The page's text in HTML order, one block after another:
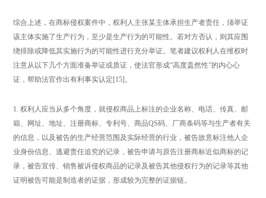
综合上述，在商标侵权案件中，权利人主张某主体承担生产者责任，须举证
该主体实施了生产行为，至少是生产行为的可能性。若对方否认，则其应围
绕排除或降低其实施行为的可能性进行充分举证。笔者建议权利人在维权时
注意从以下几个方面准备举证或质证，使法官形成“高度盖然性”的内心心
证，帮助法官作出有利事实认定[15]。
1. 权利人应当从多个角度，就侵权商品上标注的企业名称、电话、传真、邮
箱、网址、地址、注册商标、专利号、商品QS码、厂商条码等与生产者有关
的信息，以及被告的生产经营范围及实际经营的行业，被告故意标注他人企
业身份信息、逃避责任追究的记录，被告申请与原告注册商标近似商标的记
录，被告宣传、销售被诉侵权商品的记录及被告其他侵权行为的记录等其他
证明被告可能是制造者的证据，形成较为完整的证据链。